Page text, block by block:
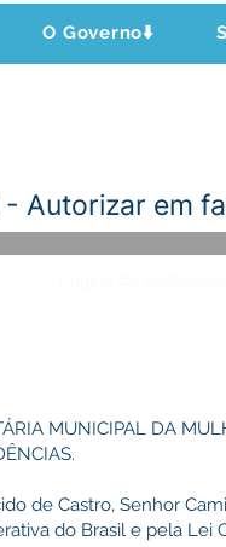
O Governo⬇️
Autorizar em
MUNICIPAL DA
de Castro, Senhor
do Brasil e pela Lei